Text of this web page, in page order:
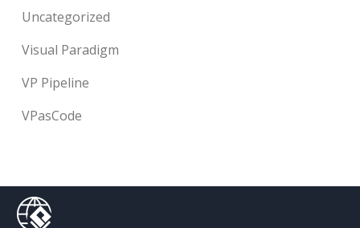
Uncategorized
Visual Paradigm
VP Pipeline
VPasCode